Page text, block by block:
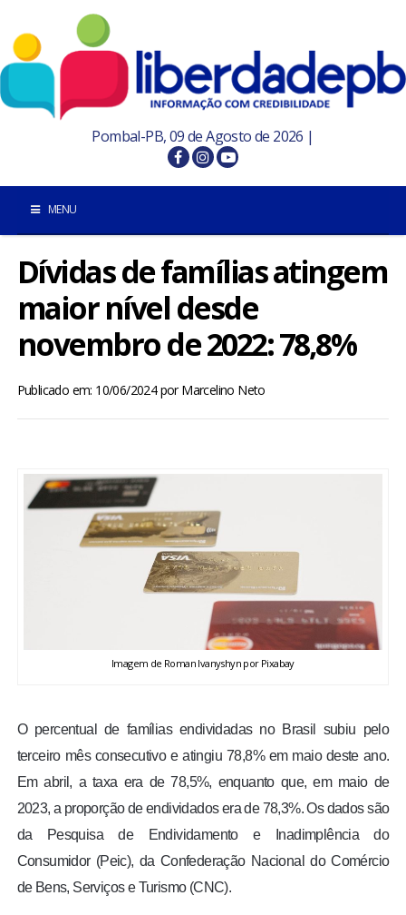
Pombal-PB, 09 de Agosto de 2026 |
MENU
INÍCIO
POMBAL E REGIÃO
BRASIL
ESPORTES
FOTOS
COLUNISTAS
Dívidas de famílias atingem
maior nível desde
novembro de 2022: 78,8%
Publicado em: 10/06/2024porMarcelino Neto
Imagem de Roman Ivanyshyn por Pixabay
O percentual de famílias endividadas no Brasil subiu pelo
terceiro mês consecutivo e atingiu 78,8% em maio deste ano.
Em abril, a taxa era de 78,5%, enquanto que, em maio de
2023, a proporção de endividados era de 78,3%. Os dados são
da Pesquisa de Endividamento e Inadimplência do
Consumidor (Peic), da Confederação Nacional do Comércio
de Bens, Serviços e Turismo (CNC).